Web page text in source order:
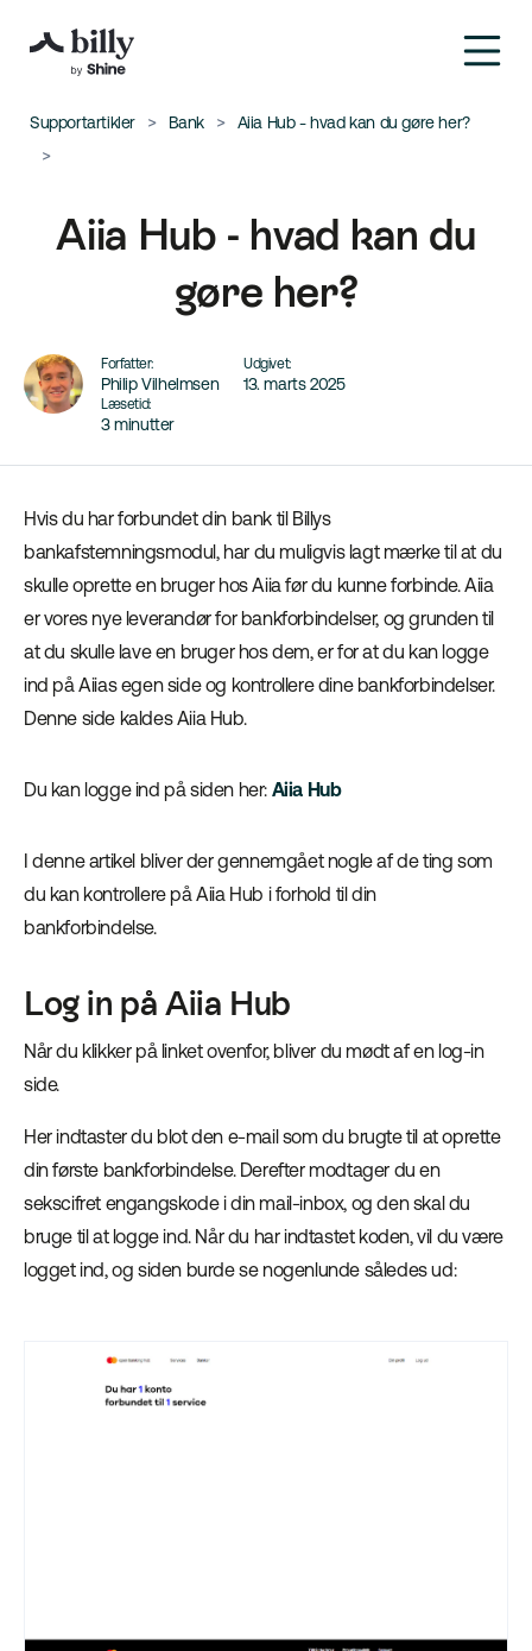
Supportartikler Bank Aiia Hub - hvad kan du gøre her?
Aiia Hub - hvad kan du
gøre her?
Forfatter:
Philip Vilhelmsen
Udgivet:
13. marts 2025
Læsetid:
3 minutter
Hvis du har forbundet din bank til Billys
bankafstemningsmodul, har du muligvis lagt mærke til at du
skulle oprette en bruger hos Aiia før du kunne forbinde. Aiia
er vores nye leverandør for bankforbindelser, og grunden til
at du skulle lave en bruger hos dem, er for at du kan logge
ind på Aiias egen side og kontrollere dine bankforbindelser.
Denne side kaldes Aiia Hub.
Du kan logge ind på siden her: Aiia Hub
I denne artikel bliver der gennemgået nogle af de ting som
du kan kontrollere på Aiia Hub i forhold til din
bankforbindelse.
Log in på Aiia Hub
Når du klikker på linket ovenfor, bliver du mødt af en log-in
side.
Her indtaster du blot den e-mail som du brugte til at oprette
din første bankforbindelse. Derefter modtager du en
sekscifret engangskode i din mail-inbox, og den skal du
bruge til at logge ind. Når du har indtastet koden, vil du være
logget ind, og siden burde se nogenlunde således ud: